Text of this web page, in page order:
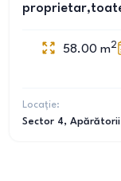
58.00 m2
Locație:
Sector 4,